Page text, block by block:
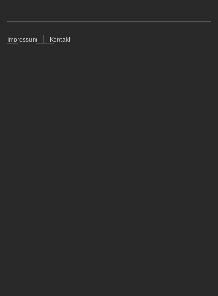
Fußzeilenmenü
Impressum Kontakt